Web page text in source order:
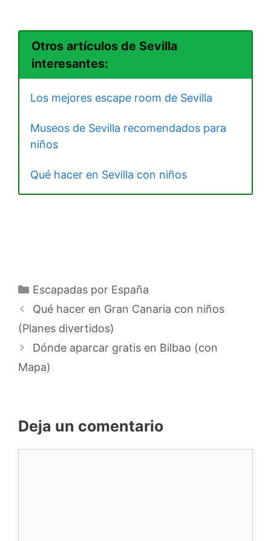
Otros artículos de Sevilla
interesantes:
Los mejores escape room de Sevilla
Museos de Sevilla recomendados para
niños
Qué hacer en Sevilla con niños
Categorías
Escapadas por España
Qué hacer en Gran Canaria con niños
(Planes divertidos)
Dónde aparcar gratis en Bilbao (con
Mapa)
Deja un comentario